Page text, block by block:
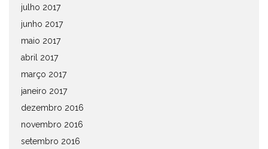
julho 2017
junho 2017
maio 2017
abril 2017
março 2017
janeiro 2017
dezembro 2016
novembro 2016
setembro 2016